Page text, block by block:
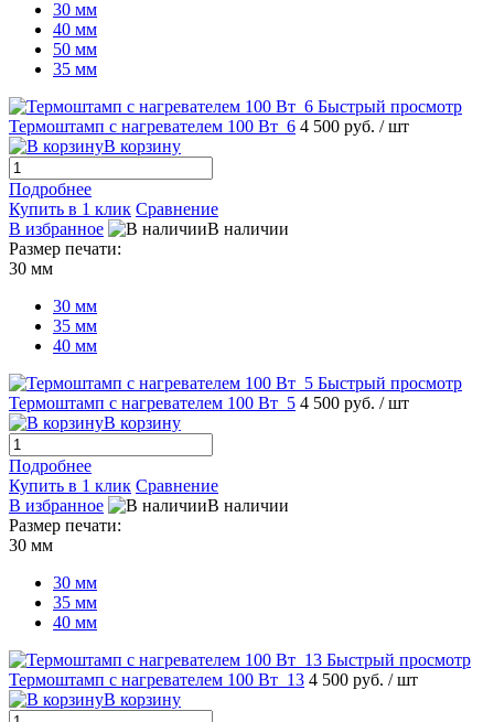
30 мм
40 мм
50 мм
35 мм
Быстрый просмотр
Термоштамп с нагревателем 100 Вт_6 4 500 руб. / шт
В корзину
Подробнее
Купить в 1 клик Сравнение
В избранное
В наличии
Размер печати:
30 мм
30 мм
35 мм
40 мм
Быстрый просмотр
Термоштамп с нагревателем 100 Вт_5 4 500 руб. / шт
В корзину
Подробнее
Купить в 1 клик Сравнение
В избранное
В наличии
Размер печати:
30 мм
30 мм
35 мм
40 мм
Быстрый просмотр
Термоштамп с нагревателем 100 Вт_13 4 500 руб. / шт
В корзину